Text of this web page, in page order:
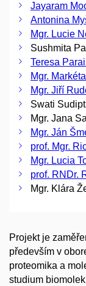
Jayaram
Antonina
Mgr. Lucie
Sushmita
Teresa
Mgr.
Mgr. Jiří
Swati
Mgr. Jana
Mgr. Ján
prof. Mgr.
Mgr. Lucia
prof. RNDr.
Mgr. Klára
Projekt je
především v
proteomika a
studium